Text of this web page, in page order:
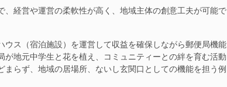
経営や運営の柔軟性が高く、地域主体の創意工夫が可能で
ス（宿泊施設）を運営して収益を確保しながら郵便局機能
地元中学生と花を植え、コミュニティーとの絆を育む活動
らず、地域の居場所、ないし玄関口としての機能を担う例